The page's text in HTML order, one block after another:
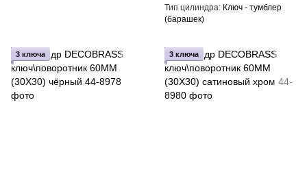
Тип цилиндра Ключ - тумблер
(барашек)
3 ключа 3 ключа